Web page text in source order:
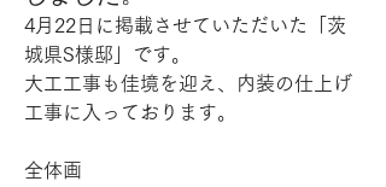
4月22日に掲載させていただいた「茨
城県S様邸」です。
大工工事も佳境を迎え、内装の仕上げ
工事に入っております。
全体画